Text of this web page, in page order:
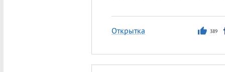
Открытка 389